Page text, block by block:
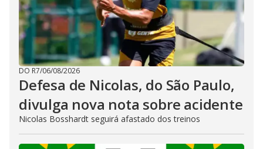
DO R7/06/08/2026
Defesa de Nicolas, do São Paulo,
divulga nova nota sobre acidente
Nicolas Bosshardt seguirá afastado dos treinos